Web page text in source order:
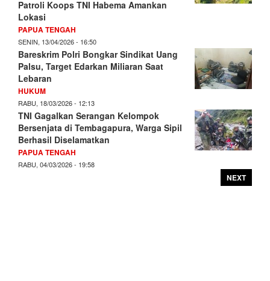
Patroli Koops TNI Habema Amankan
Lokasi
PAPUA TENGAH
SENIN, 13/04/2026 - 16:50
Bareskrim Polri Bongkar Sindikat Uang
Palsu, Target Edarkan Miliaran Saat
Lebaran
HUKUM
RABU, 18/03/2026 - 12:13
TNI Gagalkan Serangan Kelompok
Bersenjata di Tembagapura, Warga Sipil
Berhasil Diselamatkan
PAPUA TENGAH
RABU, 04/03/2026 - 19:58
NEXT